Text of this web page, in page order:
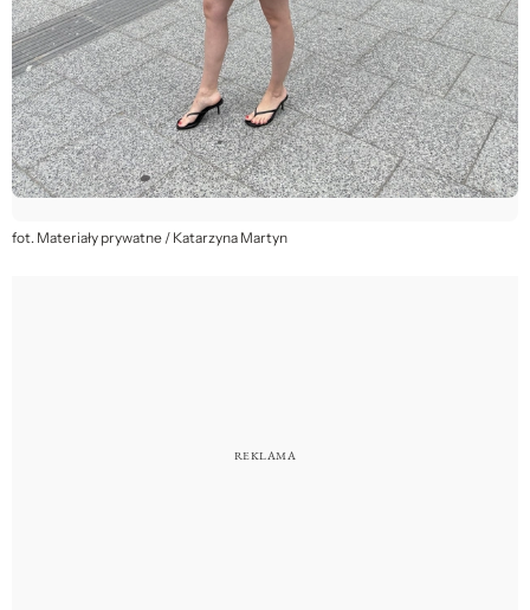
fot. Materiały prywatne / Katarzyna Martyn